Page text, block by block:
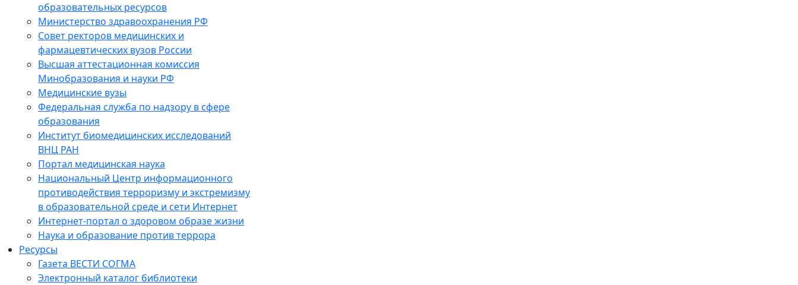
образовательных ресурсов
Министерство здравоохранения РФ
Совет ректоров медицинских и
фармацевтических вузов России
Высшая аттестационная комиссия
Минобразования и науки РФ
Медицинские вузы
Федеральная служба по надзору в сфере
образования
Институт биомедицинских исследований
ВНЦ РАН
Портал медицинская наука
Национальный Центр информационного
противодействия терроризму и экстремизму
в образовательной среде и сети Интернет
Интернет-портал о здоровом образе жизни
Наука и образование против террора
Ресурсы
Газета ВЕСТИ СОГМА
Электронный каталог библиотеки